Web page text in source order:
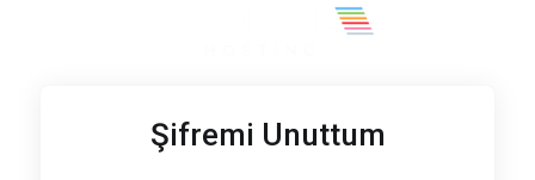
Şifremi Unuttum